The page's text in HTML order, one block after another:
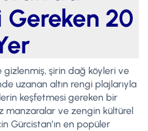
20
gizlenmiş, şirin dağ köyleri ve
uzanan altın rengi plajlarıyla
keşfetmesi gereken bir
manzaralar ve zengin kültürel
Gürcistan’ın en popüler